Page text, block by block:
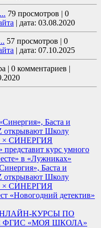
79 просмотров | 0
| дата: 03.08.2020
57 просмотров | 0
| дата: 07.10.2025
| 0 комментариев |
Баста и
открывают Школу
× СИНЕРГИЯ
представит курс умного
в «Лужниках»
Баста и
открывают Школу
× СИНЕРГИЯ
«Новогодний детектив»
КУРСЫ ПО
ФГИС «МОЯ ШКОЛА»